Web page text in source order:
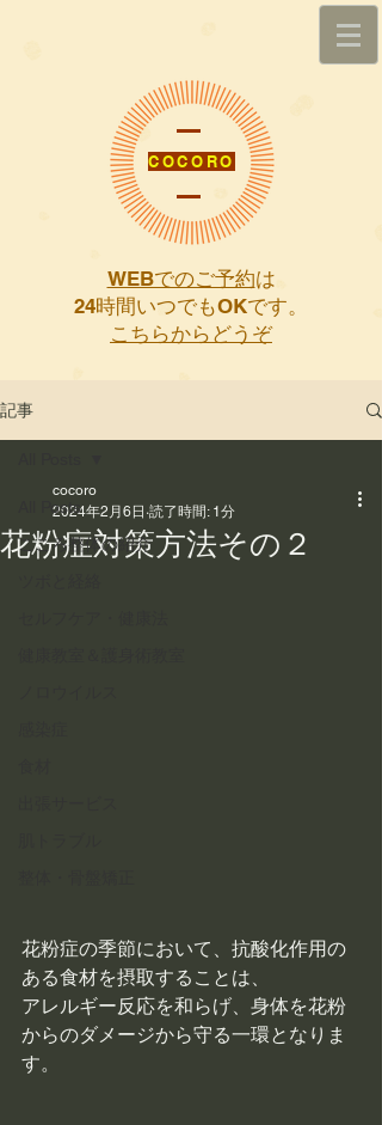
COCORO
WEBでのご予約は
​24時間いつでもOKです。
こちらからどうぞ
記事
All Posts
こころ整体の紹介
花粉症対策方法その２
cocoro
2024年2月6日 読了時間: 1分
花粉症の季節において、抗酸化作用の
ある食材を摂取することは、
アレルギー反応を和らげ、身体を花粉
からのダメージから守る一環となりま
す。